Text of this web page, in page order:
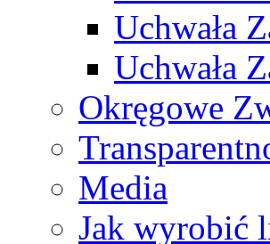
Uchwała
Uchwała
Okręgowe
Media
Jak wyrobić